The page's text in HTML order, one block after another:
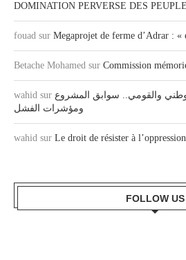
DOMINATION PERVERSE DES
fouad sur Megaprojet de ferme d’Adrar :
Betache Mohamed sur Commission
wahid sur والقومي.. سوابق المشروع
ومؤشرات الفشل
wahid sur Le droit de résister à l’oppression
FOLLOW US